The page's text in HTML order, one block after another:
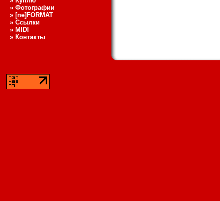
» Фотографии
» [ne]FORMAT
» Ссылки
» MIDI
» Контакты